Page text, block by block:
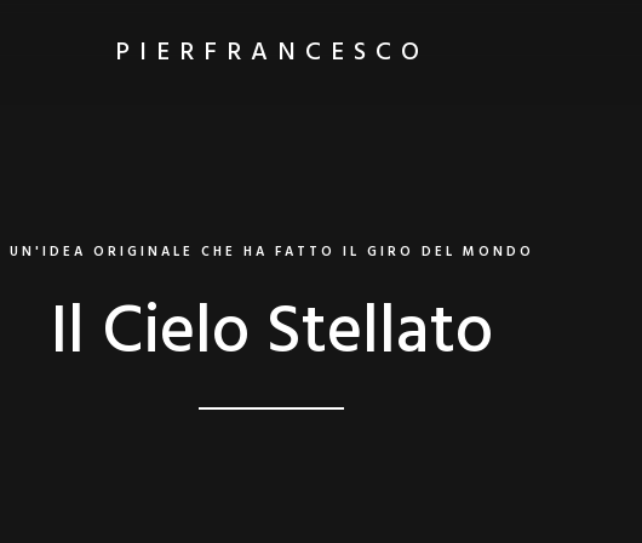
PIERFRANCESCO
UN'IDEA ORIGINALE CHE HA FATTO IL GIRO DEL MONDO
Il Cielo Stellato